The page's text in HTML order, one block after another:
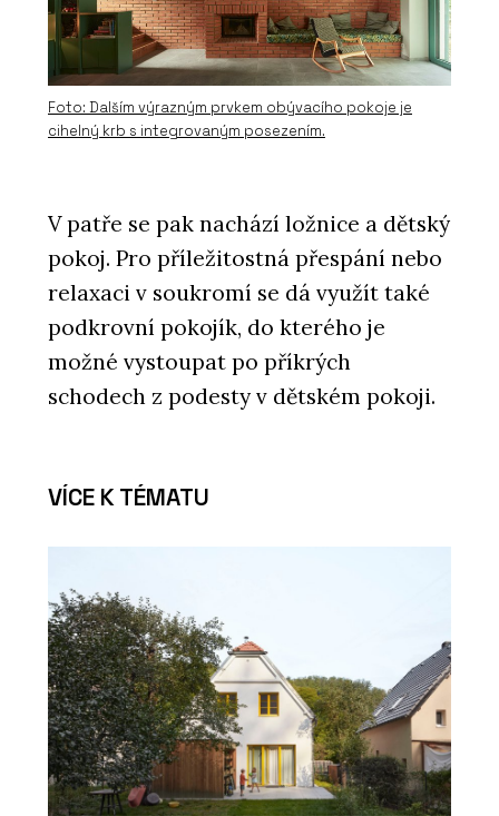
Foto: Dalším výrazným prvkem obývacího pokoje je
cihelný krb s integrovaným posezením.
V patře se pak nachází ložnice a dětský
pokoj. Pro příležitostná přespání nebo
relaxaci v soukromí se dá využít také
podkrovní pokojík, do kterého je
možné vystoupat po příkrých
schodech z podesty v dětském pokoji.
VÍCE K TÉMATU